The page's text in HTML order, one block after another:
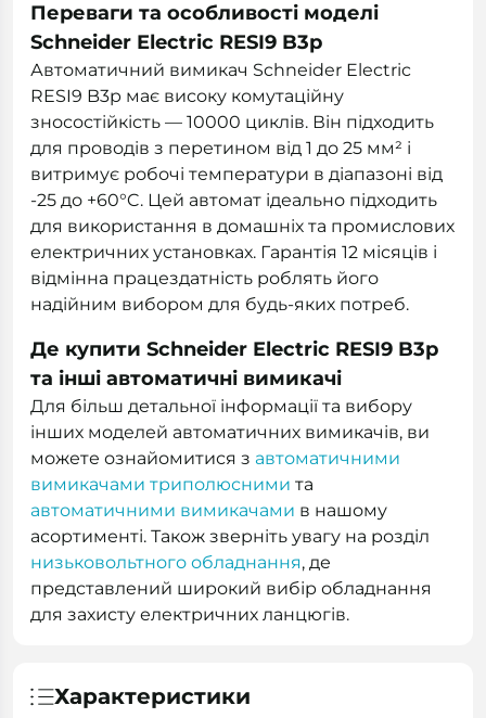
Переваги та особливості моделі
Schneider Electric RESI9 B3р
Автоматичний вимикач Schneider Electric
RESI9 B3р має високу комутаційну
зносостійкість — 10000 циклів. Він підходить
для проводів з перетином від 1 до 25 мм² і
витримує робочі температури в діапазоні від
-25 до +60°C. Цей автомат ідеально підходить
для використання в домашніх та промислових
електричних установках. Гарантія 12 місяців і
відмінна працездатність роблять його
надійним вибором для будь-яких потреб.
Де купити Schneider Electric RESI9 B3р
та інші автоматичні вимикачі
Для більш детальної інформації та вибору
інших моделей автоматичних вимикачів, ви
можете ознайомитися з автоматичними
вимикачами триполюсними та
автоматичними вимикачами в нашому
асортименті. Також зверніть увагу на розділ
низьковольтного обладнання, де
представлений широкий вибір обладнання
для захисту електричних ланцюгів.
Характеристики